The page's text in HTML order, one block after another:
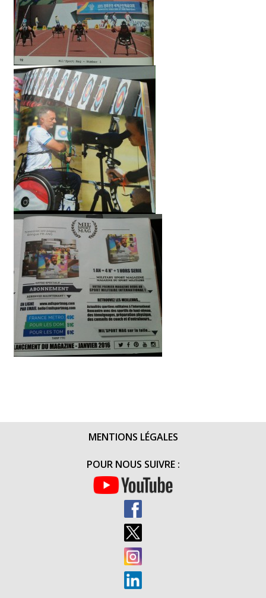
MENTIONS LÉGALES
POUR NOUS SUIVRE :